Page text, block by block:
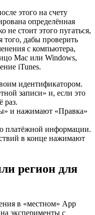
этого на счету
определённая
не стоит этого пугаться,
того, дабы проверить
с компьютера,
Mac или Windows,
iTunes.
идентификатором.
записи» и, если это
раз.
и нажимают «Правка»
платёжной информации.
в конце нажимают
регион для
в «местном» App
эксперименты с